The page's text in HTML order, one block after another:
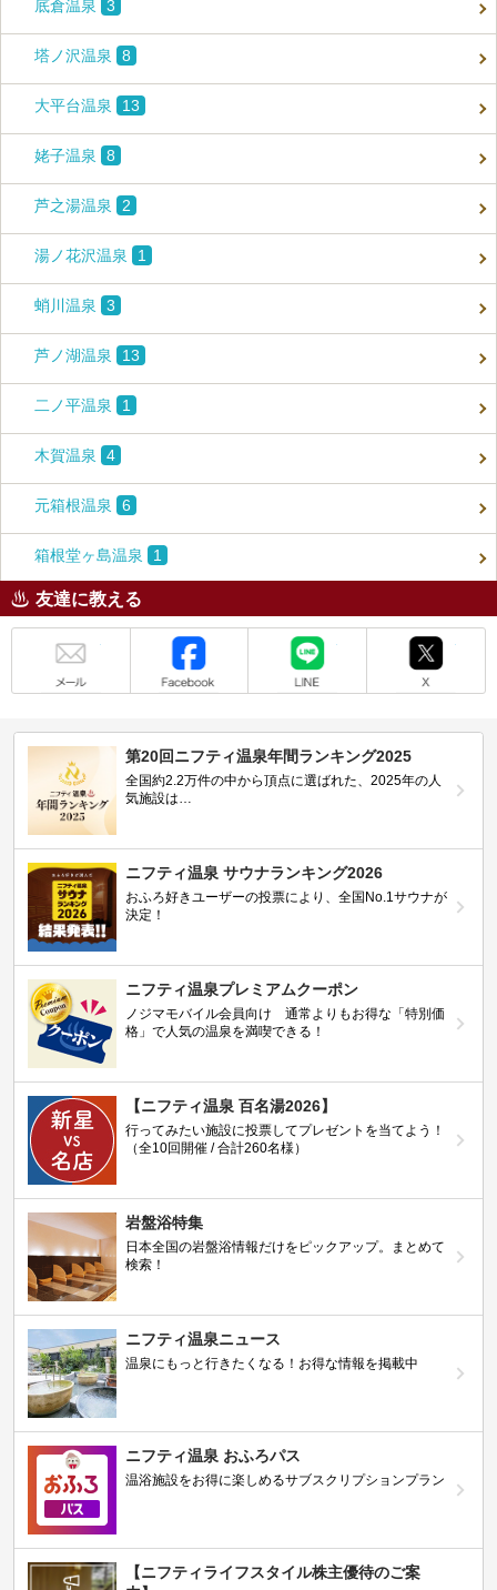
底倉温泉 3
塔ノ沢温泉 8
大平台温泉 13
姥子温泉 8
芦之湯温泉 2
湯ノ花沢温泉 1
蛸川温泉 3
芦ノ湖温泉 13
二ノ平温泉 1
木賀温泉 4
元箱根温泉 6
箱根堂ヶ島温泉 1
友達に教える
第20回ニフティ温泉年間ランキング2025
全国約2.2万件の中から頂点に選ばれた、2025年の人
気施設は…
ニフティ温泉 サウナランキング2026
おふろ好きユーザーの投票により、全国No.1サウナが
決定！
ニフティ温泉プレミアムクーポン
ノジマモバイル会員向け 通常よりもお得な「特別価
格」で人気の温泉を満喫できる！
【ニフティ温泉 百名湯2026】
行ってみたい施設に投票してプレゼントを当てよう！
（全10回開催 / 合計260名様）
岩盤浴特集
日本全国の岩盤浴情報だけをピックアップ。まとめて
検索！
ニフティ温泉ニュース
温泉にもっと行きたくなる！お得な情報を掲載中
ニフティ温泉 おふろパス
温浴施設をお得に楽しめるサブスクリプションプラン
【ニフティライフスタイル株主優待のご案